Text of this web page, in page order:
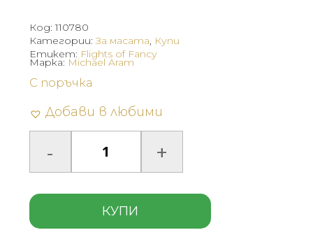
Код:110780
Категории:За масата, Купи
Етикет: Flights of Fancy
С поръчка
Добави в любими
КУПИ
Марка: Michael Aram